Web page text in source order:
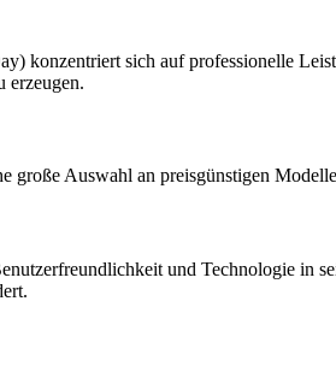
konzentriert sich auf professionelle
erzeugen.
große Auswahl an preisgünstigen
und Technologie in